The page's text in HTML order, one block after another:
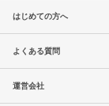
はじめての方へ
よくある質問
運営会社